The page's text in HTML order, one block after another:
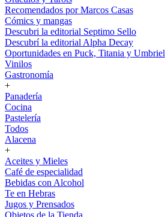
Recomendados por Marcos Casas
Cómics y mangas
Descubri la editorial Septimo Sello
Descubrí la editorial Alpha Decay
Oportunidades en Puck, Titania y Umbriel
Vinilos
Gastronomía
+
Panadería
Cocina
Pastelería
Todos
Alacena
+
Aceites y Mieles
Café de especialidad
Bebidas con Alcohol
Te en Hebras
Jugos y Prensados
Objetos de la Tienda